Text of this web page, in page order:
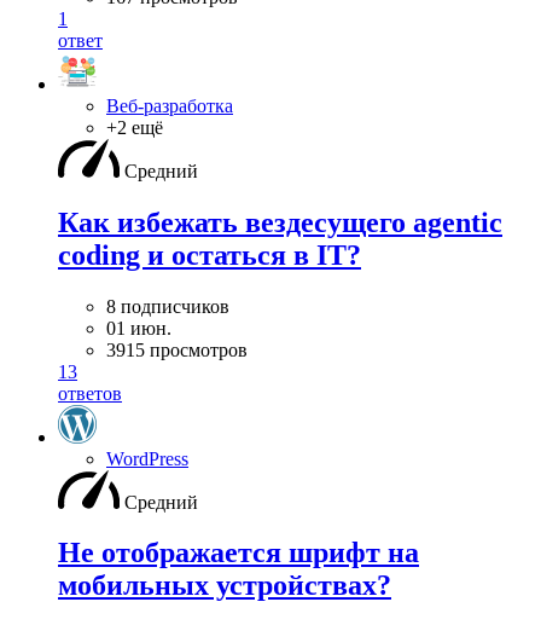
1
ответ
Веб-разработка
+2 ещё
Средний
Как избежать вездесущего agentic
coding и остаться в IT?
8 подписчиков
01 июн.
3915 просмотров
13
ответов
WordPress
Средний
Не отображается шрифт на
мобильных устройствах?